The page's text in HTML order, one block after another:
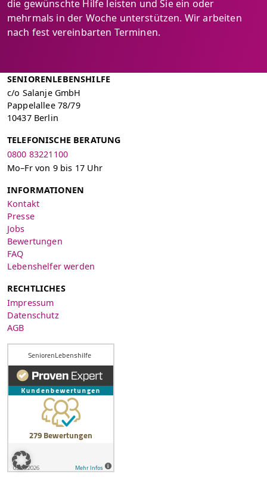
die gewünschte Hilfe leisten und Sie ein oder
mehrmals in der Woche unterstützen. Wir arbeiten
nach fest vereinbarten Terminen.
SENIORENLEBENSHILFE
c/o Salanje GmbH
Pappelallee 78/79
10437 Berlin
TELEFONISCHE BERATUNG
0800 83221100
Mo–Fr von 9 bis 17 Uhr
INFORMATIONEN
Kontakt
Presse
Jobs
Bewertungen
FAQ
Lebenshelfer werden
RECHTLICHES
Impressum
Datenschutz
AGB